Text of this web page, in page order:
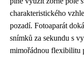
charakteristického
pozadí. Fotoaparát
snímků za sekundu s
mimořádnou flexibilitu